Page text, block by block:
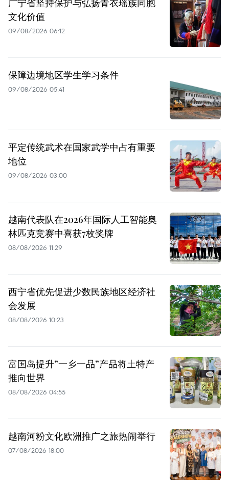
广宁省坚持保护与弘扬青衣瑶族同胞
文化价值
09/08/2026 06:12
保障边境地区学生学习条件
09/08/2026 05:41
平定传统武术在国家武学中占有重要
地位
09/08/2026 03:00
越南代表队在2026年国际人工智能奥
林匹克竞赛中喜获7枚奖牌
08/08/2026 11:29
西宁省优先促进少数民族地区经济社
会发展
08/08/2026 10:23
富国岛提升”一乡一品”产品将土特产
推向世界
08/08/2026 04:55
越南河粉文化欧洲推广之旅热闹举行
07/08/2026 18:00